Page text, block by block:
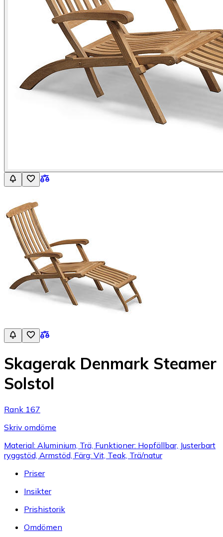
Skagerak Denmark Steamer
Solstol
Rank 167
Skriv omdöme
Material: Aluminium, Trä, Funktioner: Hopfällbar, Justerbart
ryggstöd, Armstöd, Färg: Vit, Teak, Trä/natur
Priser
Insikter
Prishistorik
Omdömen